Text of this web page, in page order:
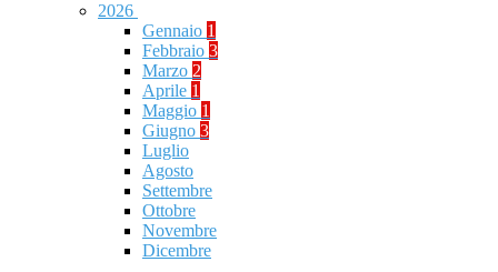
2026
Gennaio 1
Febbraio 3
Marzo 2
Aprile 1
Maggio 1
Giugno 3
Luglio
Agosto
Settembre
Ottobre
Novembre
Dicembre